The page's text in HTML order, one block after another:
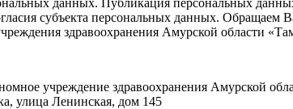
субъекта персональных данных. Обращаем
здравоохранения Амурской области
учреждение здравоохранения Амурской
улица Ленинская, дом 145